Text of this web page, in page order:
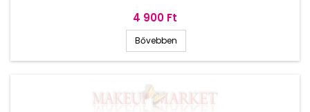
Ár
4 900 Ft
Bővebben